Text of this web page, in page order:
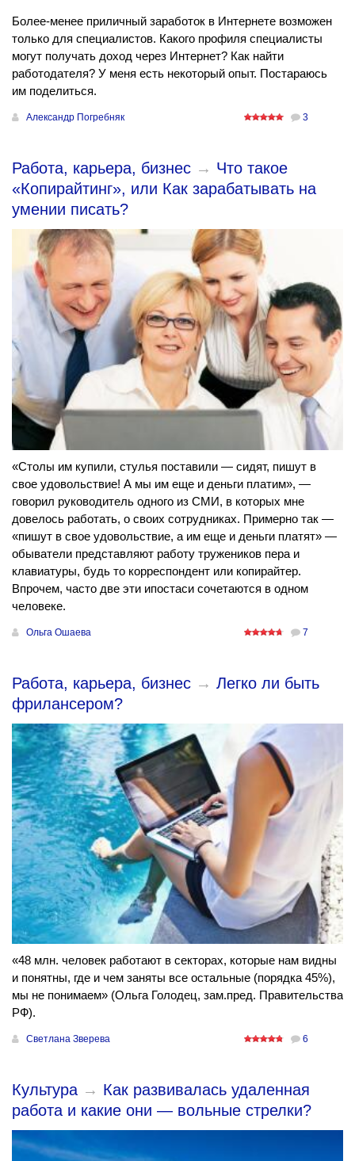
Более-менее приличный заработок в Интернете возможен
только для специалистов. Какого профиля специалисты
могут получать доход через Интернет? Как найти
работодателя? У меня есть некоторый опыт. Постараюсь
им поделиться.
Александр Погребняк 3
Работа, карьера, бизнес → Что такое
«Копирайтинг», или Как зарабатывать на
умении писать?
«Столы им купили, стулья поставили — сидят, пишут в
свое удовольствие! А мы им еще и деньги платим», —
говорил руководитель одного из СМИ, в которых мне
довелось работать, о своих сотрудниках. Примерно так —
«пишут в свое удовольствие, а им еще и деньги платят» —
обыватели представляют работу тружеников пера и
клавиатуры, будь то корреспондент или копирайтер.
Впрочем, часто две эти ипостаси сочетаются в одном
человеке.
Ольга Ошаева 7
Работа, карьера, бизнес → Легко ли быть
фрилансером?
«48 млн. человек работают в секторах, которые нам видны
и понятны, где и чем заняты все остальные (порядка 45%),
мы не понимаем» (Ольга Голодец, зам.пред. Правительства
РФ).
Светлана Зверева 6
Культура → Как развивалась удаленная
работа и какие они — вольные стрелки?